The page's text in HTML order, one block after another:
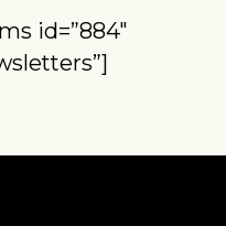
id=”884″